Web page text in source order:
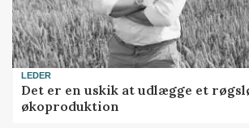
LEDER
Det er en uskik at udlægge et
økoproduktion